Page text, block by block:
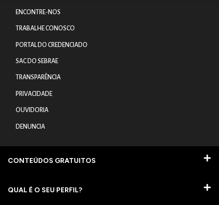
ENCONTRE-NOS
TRABALHE CONOSCO
PORTAL DO CREDENCIADO
SAC DO SEBRAE
TRANSPARÊNCIA
PRIVACIDADE
OUVIDORIA
DENUNCIA
CONTEÚDOS GRATUITOS
QUAL É O SEU PERFIL?